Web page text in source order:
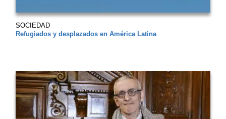
SOCIEDAD
Refugiados y desplazados en América Latina